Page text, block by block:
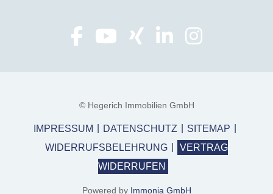
© Hegerich Immobilien GmbH
IMPRESSUM DATENSCHUTZ
SITEMAP
WIDERRUFSBELEHRUNG
VERTRAG
WIDERRUFEN
Powered by Immonia GmbH